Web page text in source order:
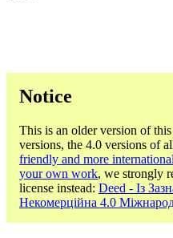
Notice
This is an older version of
versions, the 4.0 versions of
friendly and more
your own work, we strongly
license instead: Deed - Із
Некомерційна 4.0